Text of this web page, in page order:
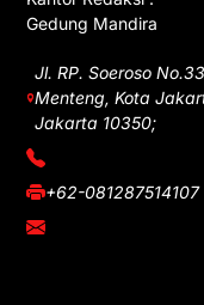
Gedung Mandira
Jl. RP. Soeroso
Menteng, Kota
Jakarta 10350;
(021) 3908026
+62-081287514107
adm@iawnews.com